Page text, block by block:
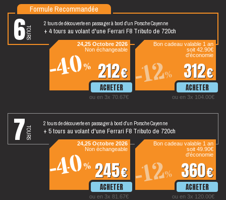
6tours
2 tours de découverte en passager à bord d'un Porsche Cayenne
+ 4 tours au volant d'une Ferrari F8 Tributo de 720ch
Bon cadeau valable 1 an
312€
ou en 3x 104.00€
-12%
soit 42.90€
d'économie
24,25 Octobre 2026
Non échangeable
212€
ou en 3x 70.67€
-40%
Formule Recommandée
7tours
2 tours de découverte en passager à bord d'un Porsche Cayenne
+ 5 tours au volant d'une Ferrari F8 Tributo de 720ch
Bon cadeau valable 1 an
360€
ou en 3x 120.00€
-12%
soit 49.90€
d'économie
24,25 Octobre 2026
Non échangeable
245€
ou en 3x 81.67€
-40%